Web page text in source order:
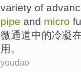
variety of
pipe and micro
微通道中的冷凝
用。
youdao